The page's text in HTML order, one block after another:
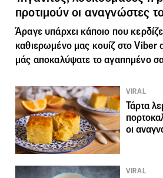
προτιμούν οι αναγνώστες
Άραγε υπάρχει κάποιο που
καθιερωμένο μας κουίζ στοViber
μάς αποκαλύψατε το αγαπημένο
VIRAL
Τάρτα
οι
VIRAL